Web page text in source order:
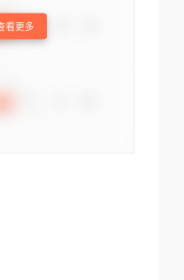
看更多